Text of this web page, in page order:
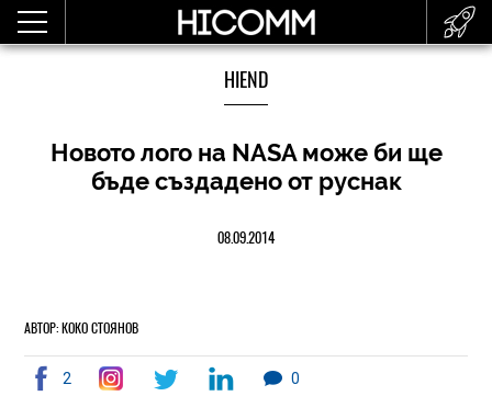
HIEND
Новото лого на NASA може би ще
бъде създадено от руснак
08.09.2014
АВТОР: КОКО СТОЯНОВ
2 0